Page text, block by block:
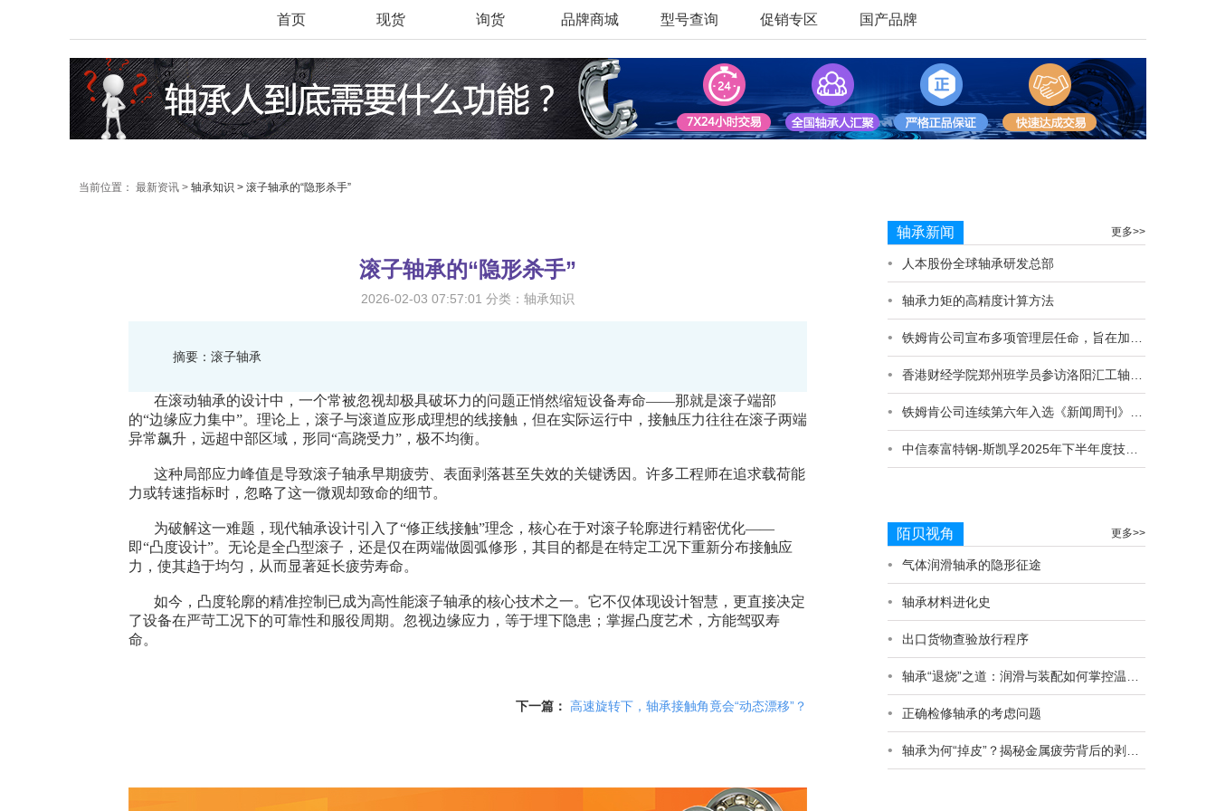
首页 现货 询货 品牌商城 型号查询 促销专区 国产品牌
当前位置： 最新资讯 > 轴承知识 > 滚子轴承的“隐形杀手”
滚子轴承的“隐形杀手”
2026-02-03 07:57:01 分类：轴承知识
摘要：滚子轴承
在滚动轴承的设计中，一个常被忽视却极具破坏力的问题正悄然缩短设备寿命——那就是滚子端部
的“边缘应力集中”。理论上，滚子与滚道应形成理想的线接触，但在实际运行中，接触压力往往在滚子两端
异常飙升，远超中部区域，形同“高跷受力”，极不均衡。
这种局部应力峰值是导致滚子轴承早期疲劳、表面剥落甚至失效的关键诱因。许多工程师在追求载荷能
力或转速指标时，忽略了这一微观却致命的细节。
为破解这一难题，现代轴承设计引入了“修正线接触”理念，核心在于对滚子轮廓进行精密优化——
即“凸度设计”。无论是全凸型滚子，还是仅在两端做圆弧修形，其目的都是在特定工况下重新分布接触应
力，使其趋于均匀，从而显著延长疲劳寿命。
如今，凸度轮廓的精准控制已成为高性能滚子轴承的核心技术之一。它不仅体现设计智慧，更直接决定
了设备在严苛工况下的可靠性和服役周期。忽视边缘应力，等于埋下隐患；掌握凸度艺术，方能驾驭寿
命。
下一篇： 高速旋转下，轴承接触角竟会“动态漂移”？
轴承新闻 更多>>
人本股份全球轴承研发总部
轴承力矩的高精度计算方法
铁姆肯公司宣布多项管理层任命，旨在加速盈利性增长
香港财经学院郑州班学员参访洛阳汇工轴承科技有限公司
铁姆肯公司连续第六年入选《新闻周刊》 “美国最负责任公司” 榜单
中信泰富特钢-斯凯孚2025年下半年度技术交流日
陌贝视角 更多>>
气体润滑轴承的隐形征途
轴承材料进化史
出口货物查验放行程序
轴承“退烧”之道：润滑与装配如何掌控温升命脉
正确检修轴承的考虑问题
轴承为何“掉皮”？揭秘金属疲劳背后的剥落真相